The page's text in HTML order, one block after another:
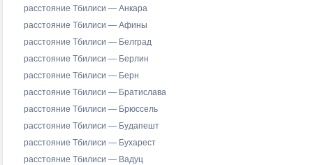
расстояние Тбилиси — Анкара
расстояние Тбилиси — Афины
расстояние Тбилиси — Белград
расстояние Тбилиси — Берлин
расстояние Тбилиси — Берн
расстояние Тбилиси — Братислава
расстояние Тбилиси — Брюссель
расстояние Тбилиси — Будапешт
расстояние Тбилиси — Бухарест
расстояние Тбилиси — Вадуц